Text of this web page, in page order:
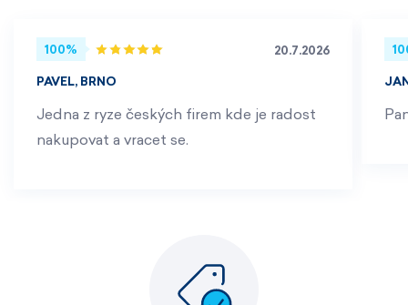
100% 20.7.2026
PAVEL, BRNO
Jedna z ryze českých firem kde je radost
nakupovat a vracet se.